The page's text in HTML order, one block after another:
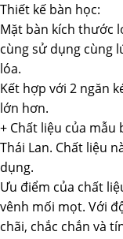
Thiết kế bàn học:
Mặt bàn kích thước
cùng sử dụng cùng
lóa.
Kết hợp với 2 ngăn
lớn hơn.
+ Chất liệu của mẫu
Thái Lan. Chất liệu
dụng.
Ưu điểm của chất
vênh mối mọt. Với
chãi, chắc chắn và